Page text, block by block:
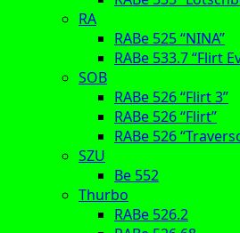
RA
RABe 525 “NINA”
RABe 533.7 “Flirt
SOB
RABe 526 “Flirt 3”
RABe 526 “Flirt”
RABe 526
SZU
Be 552
Thurbo
RABe 526.2